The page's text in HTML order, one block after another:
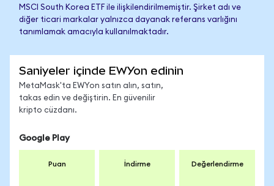
MSCI South Korea ETF ile ilişkilendirilmemiştir. Şirket adı ve
diğer ticari markalar yalnızca dayanak referans varlığını
tanımlamak amacıyla kullanılmaktadır.
Saniyeler içinde EWYon edinin
MetaMask'ta EWYon satın alın, satın,
takas edin ve değiştirin. En güvenilir
kripto cüzdanı.
Google Play
Puan İndirme Değerlendirme